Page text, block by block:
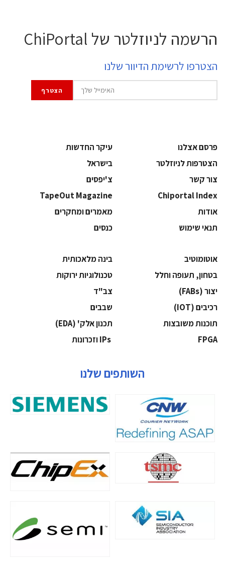
הרשמה לניוזלטר של ChiPortal
הצטרפו לרשימת הדיוור שלנו
פרסם אצלנו
עיקר החדשות
הצטרפות לניוזלטר
בישראל
צור קשר
צ'יפסים
Chiportal Index
TapeOut Magazine
אודות
מאמרים ומחקרים
תנאי שימוש
כנסים
אוטומוטיב
בינה מלאכותית
בטחון, תעופה וחלל
‫טכנולוגיות ירוקות‬
‫יצור (‪(FABs‬‬
‫צב"ד‬
‫רכיבים‬ (IOT)
‫שבבים‬
‫תוכנות משובצות‬
‫תכנון אלק' (‪(EDA‬‬
‫‪FPGA‬‬
השותפים שלנו